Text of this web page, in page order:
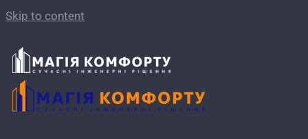
Skip to content